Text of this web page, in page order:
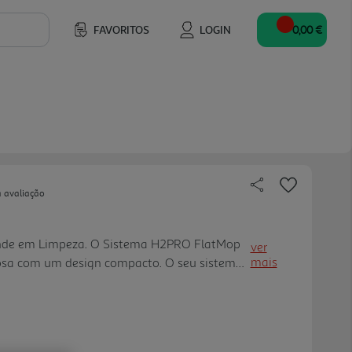
FAVORITOS LOGIN 0,00 €
avaliação
em Limpeza. O Sistema H2PRO FlatMop
com um design compacto. O seu sistema
a água limpa e suja 100% separadas,
ver
mais